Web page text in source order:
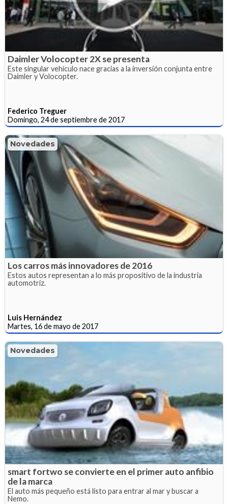
Daimler Volocopter 2X se presenta
Este singular vehículo nace gracias a la inversión conjunta entre
Daimler y Volocopter.
Federico Treguer
Domingo, 24 de septiembre de 2017
Novedades
Los carros más innovadores de 2016
Estos autos representan a lo más propositivo de la industria
automotriz.
Luis Hernández
Martes, 16 de mayo de 2017
Novedades
smart fortwo se convierte en el primer auto anfibio
de la marca
El auto más pequeño está listo para entrar al mar y buscar a
Nemo.